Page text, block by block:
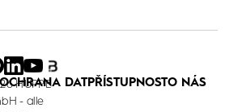
OCHRANA DATPŘÍSTUPNOSTO NÁS
HÜPPE
- alle